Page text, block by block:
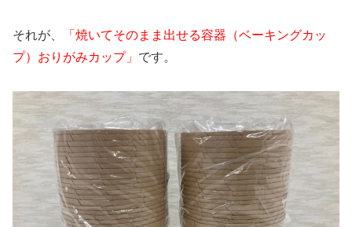
それが、
「焼いてそのまま出せる容器（ベーキングカッ
プ）おりがみカップ」 です。